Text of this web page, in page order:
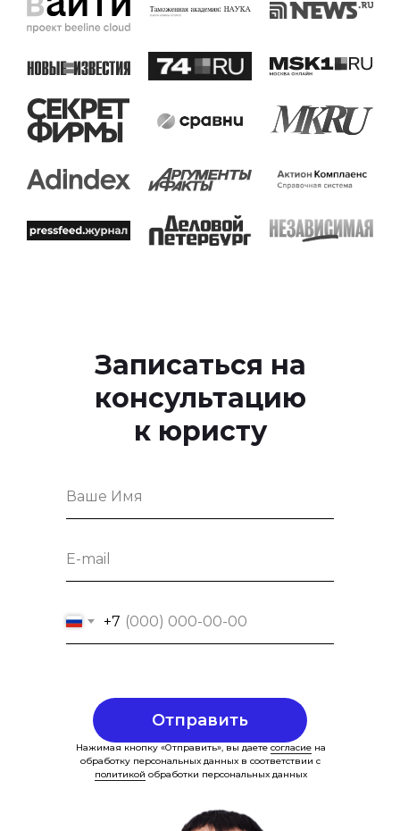
Записаться на
консультацию
к юристу
+7
Отправить
Нажимая кнопку «Отправить», вы даете согласиена
обработку персональных данных в соответствии с
политикой обработки персональных данных